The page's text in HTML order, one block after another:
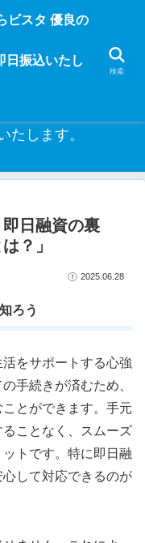
日 在籍確認なしで借りれる
いる人ならブラックでも給料
るから安心！
タ 優良の即日融資
たします。
即日融資の裏
？」
2025.06.28
ろう
をサポートする心強
手続きが済むため、
とができます。手元
ことなく、スムーズ
トです。特に即日融
して対応できるのが
ビスタ 優良の
日振込いたし
検索